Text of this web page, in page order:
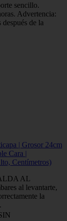
sencillo.
Advertencia:
de la
| Grosor 24cm
Cara |
Centímetros)
AL
al levantarte,
la